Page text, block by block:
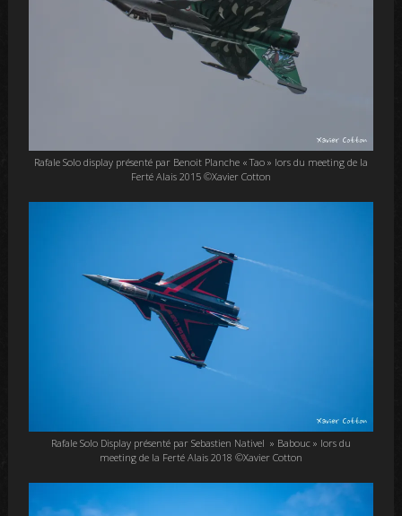
Rafale Solo display présenté par Benoit Planche « Tao » lors du meeting de la
Ferté Alais 2015 ©Xavier Cotton
Rafale Solo Display présenté par Sebastien Nativel » Babouc » lors du
meeting de la Ferté Alais 2018 ©Xavier Cotton